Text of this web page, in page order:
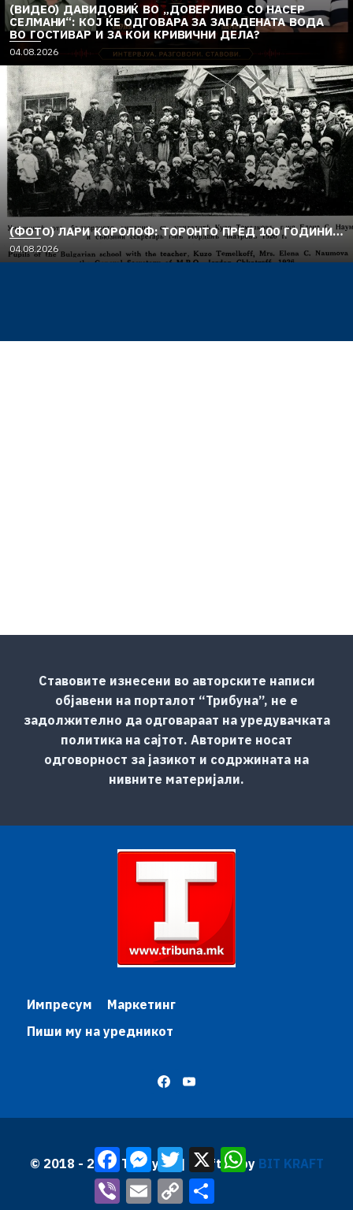
(ВИДЕО) ДАВИДОВИЌ ВО „ДОВЕРЛИВО СО НАСЕР
СЕЛМАНИ“: КОЈ ЌЕ ОДГОВАРА ЗА ЗАГАДЕНАТА ВОДА
ВО ГОСТИВАР И ЗА КОИ КРИВИЧНИ ДЕЛА?
04.08.2026
(ФОТО) ЛАРИ КОРОЛОФ: ТОРОНТО ПРЕД 100 ГОДИНИ…
04.08.2026
Ставовите изнесени во авторските написи
објавени на порталот “Трибуна”, не е
задолжително да одговараат на уредувачката
политика на сајтот. Авторите носат
одговорност за јазикот и содржината на
нивните материјали.
Импресум
Маркетинг
Пиши му на уредникот
© 2018 - 2026 Трибуна | Krafted by BIT KRAFT
FacebookMessenger
TwitterX
Viber
Email Copy
Link